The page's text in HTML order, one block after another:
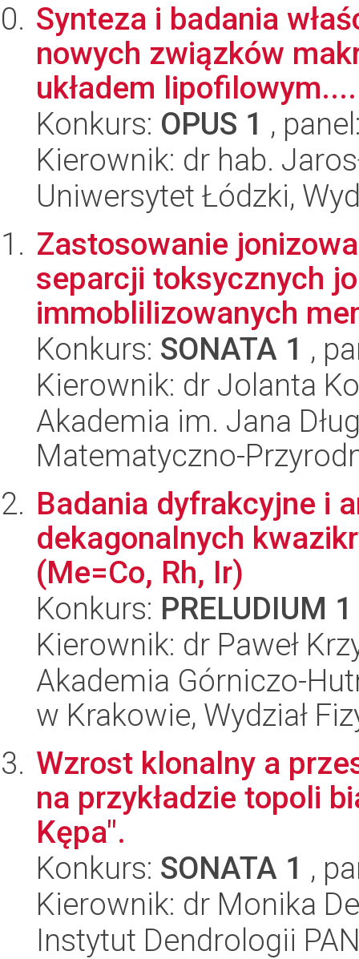
Synteza i badania
nowych związków
układem lipofilowym....
Konkurs: OPUS 1 ,
Kierownik: dr hab.
Uniwersytet Łódzki,
Zastosowanie
separcji toksycznych
immoblilizowanych
Konkurs: SONATA 1 ,
Kierownik: dr Jolanta
Akademia im. Jana
Matematyczno-
Badania dyfrakcyjne i
dekagonalnych
(Me=Co, Rh, Ir)
Konkurs: PRELUDIUM 1
Kierownik: dr Paweł
Akademia Górniczo-
w Krakowie, Wydział
Wzrost klonalny a
na przykładzie topoli
Kępa".
Konkurs: SONATA 1 ,
Kierownik: dr Monika
Instytut Dendrologii